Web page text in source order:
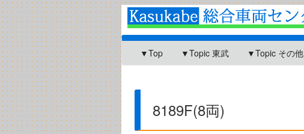
▼Top ▼Topic 東武 ▼Topic その他
8189F(8両)